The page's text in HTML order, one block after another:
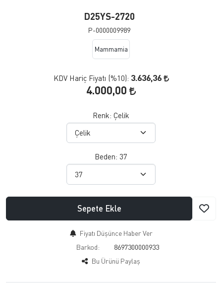
D25YS-2720
P-0000009989
Mammamia
KDV Hariç Fiyatı (%10): 3.636,36
4.000,00
Renk: Çelik
Beden: 37
Sepete Ekle
Fiyatı Düşünce Haber Ver
Barkod:
8697300000933
Bu Ürünü Paylaş